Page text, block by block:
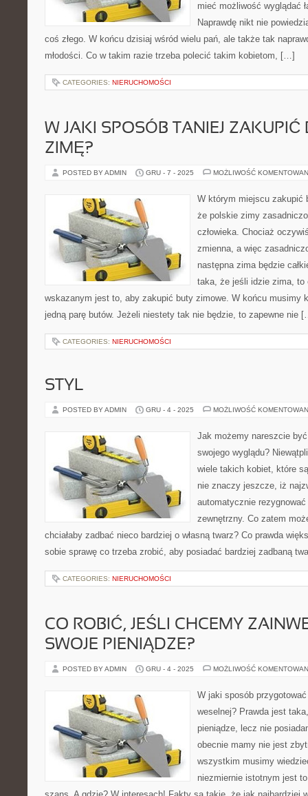
mieć możliwość wyglądać
Naprawdę nikt nie
coś złego. W końcu dzisiaj wśród wielu pań, ale także tak
młodości. Co w takim razie trzeba polecić takim kobietom, […]
CATEGORIES: NIERUCHOMOŚCI
W JAKI SPOSÓB TANIEJ ZAKUPIĆ
ZIMĘ?
POSTED BY ADMIN GRU - 7 - 2025 MOŻLIWOŚĆ
W którym miejscu zakupić
że polskie zimy
człowieka. Chociaż
zmienna, a więc
następna zima będzie
taka, że jeśli idzie zima, to
wskazanym jest to, aby zakupić buty zimowe. W końcu musimy
jedną parę butów. Jeżeli niestety tak nie będzie, to zapewne nie
CATEGORIES: NIERUCHOMOŚCI
STYL
POSTED BY ADMIN GRU - 4 - 2025 MOŻLIWOŚĆ
Jak możemy nareszcie
swojego wyglądu?
wiele takich kobiet, które
nie znaczy jeszcze, iż
automatycznie
zewnętrzny. Co zatem
chciałaby zadbać nieco bardziej o własną twarz? Co prawda
sobie sprawę co trzeba zrobić, aby posiadać bardziej zadbaną
CATEGORIES: NIERUCHOMOŚCI
CO ROBIĆ, JEŚLI CHCEMY
SWOJE PIENIĄDZE?
POSTED BY ADMIN GRU - 4 - 2025 MOŻLIWOŚĆ
W jaki sposób
weselnej? Prawda jest
pieniądze, lecz nie
obecnie mamy nie jest
wszystkim musimy
niezmiernie istotnym jest